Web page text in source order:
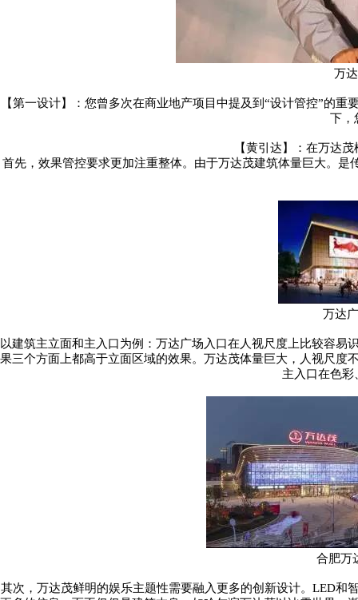
万
【第一设计】：您曾多次在商业地产项目中提及到 “设计管控”的重
下，
【黄引达】：在万达
首先，效果管控要求更加注重整体。由于万达茂建筑体量巨大。是
万达
以建筑主立面和主入口为例：万达广场入口在人视尺度上比较容
果三个方面上都高于立面区域的效果。万达茂体量巨大，人视尺
主入口在色
合肥万
其次，万达茂鲜明的娱乐主题性需要融入更多的创新设计。 LED和